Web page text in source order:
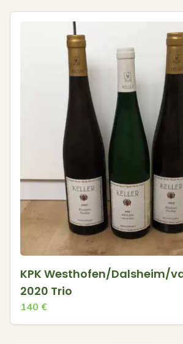
KPK Westhofen/Dalsheim/
2020 Trio
140 €